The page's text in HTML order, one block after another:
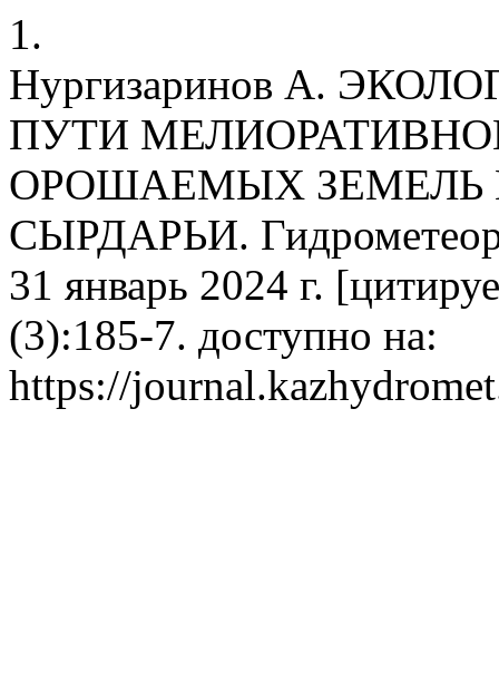
1.
Нургизаринов А.
ПУТИ
ОРОШАЕМЫХ ЗЕМЕЛЬ
СЫРДАРЬИ.
31 январь 2024 г.
(3):185-7. доступно на:
https://